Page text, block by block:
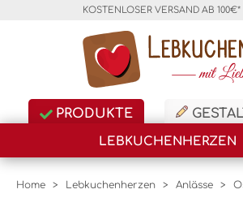
KOSTENLOSER VERSAND AB 100€*
PRODUKTE
LEBKUCHENHERZEN
Home > Lebkuchenherzen > Anlässe >